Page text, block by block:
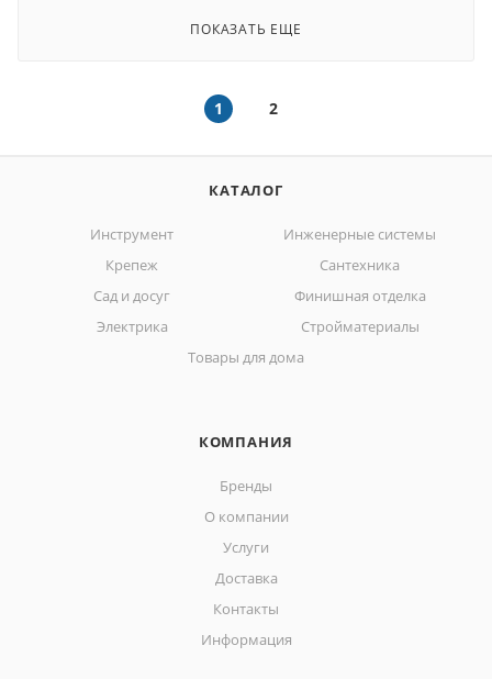
ПОКАЗАТЬ ЕЩЕ
1 2
КАТАЛОГ
Инструмент
Инженерные системы
Крепеж
Сантехника
Сад и досуг
Финишная отделка
Электрика
Стройматериалы
Товары для дома
КОМПАНИЯ
Бренды
О компании
Услуги
Доставка
Контакты
Информация